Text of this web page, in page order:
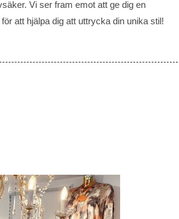
Vi ser fram emot att ge dig en
att hjälpa dig att uttrycka din unika stil!